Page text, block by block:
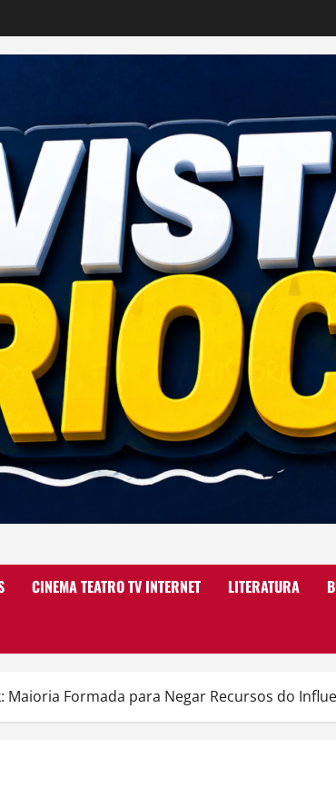
CINEMA TEATRO TV INTERNET LITERATURA
Maioria Formada para Negar Recursos do